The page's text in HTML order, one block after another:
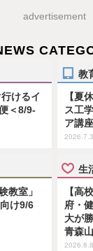
advertisement
けるイ
＜8/9-
教
【夏
ス工
ア講
教室」
け9/6
生
【高
府・
大が
青森